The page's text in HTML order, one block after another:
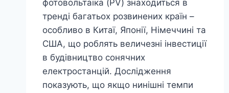
фотовольтаїка (PV) знаходиться в
тренді багатьох розвинених країн –
особливо в Китаї, Японії, Німеччині та
США, що роблять величезні інвестиції
в будівництво сонячних
електростанцій. Дослідження
показують, що якщо нинішні темпи